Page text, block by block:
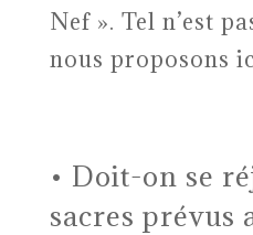
Nef ». Tel n’est
nous proposons
• Doit-on se
sacres prévus